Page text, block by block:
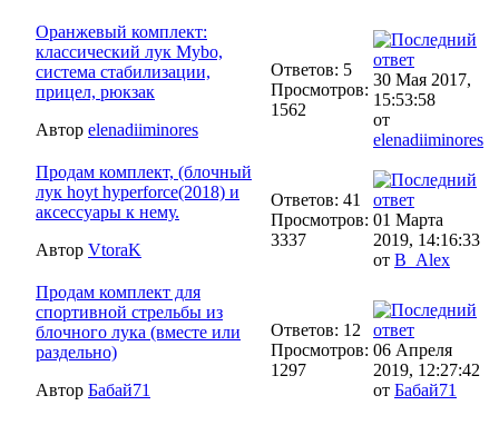
Оранжевый комплект:
классический лук Mybo,
система стабилизации,
прицел, рюкзак
Автор elenadiiminores
Ответов: 5
Просмотров:
1562
30 Мая 2017,
15:53:58
от
elenadiiminores
Продам комплект, (блочный
лук hoyt hyperforce(2018) и
аксессуары к нему.
Автор VtoraK
Ответов: 41
Просмотров:
3337
01 Марта
2019, 14:16:33
от B_Alex
Продам комплект для
спортивной стрельбы из
блочного лука (вместе или
раздельно)
Автор Бабай71
Ответов: 12
Просмотров:
1297
06 Апреля
2019, 12:27:42
от Бабай71